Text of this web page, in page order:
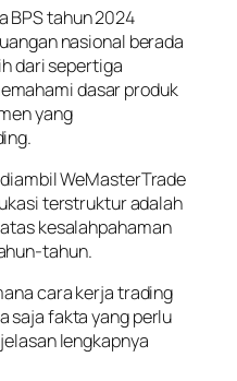
BPS tahun 2024
nasional berada
dari sepertiga
dasar produk
yang
WeMasterTrade
terstruktur adalah
kesalahpahaman
tahun.
cara kerja trading
saja fakta yang perlu
lengkapnya